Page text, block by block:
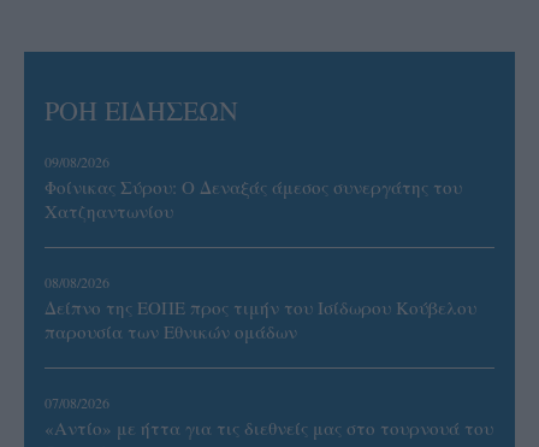
ΡΟΗ ΕΙΔΗΣΕΩΝ
09/08/2026
Φοίνικας Σύρου: Ο Δεναξάς άμεσος συνεργάτης του
Χατζηαντωνίου
08/08/2026
Δείπνο της ΕΟΠΕ προς τιμήν του Ισίδωρου Κούβελου
παρουσία των Εθνικών ομάδων
07/08/2026
«Αντίο» με ήττα για τις διεθνείς μας στο τουρνουά του